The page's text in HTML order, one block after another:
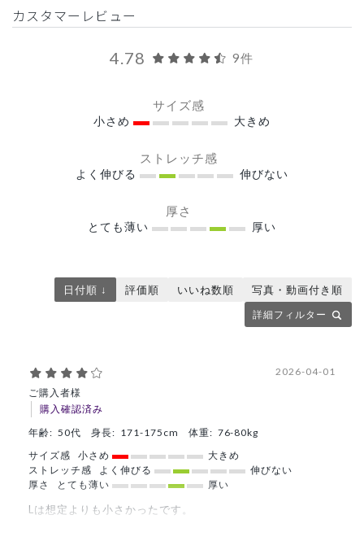
カスタマーレビュー
4.78 9件
サイズ感
小さめ 大きめ
ストレッチ感
よく伸びる 伸びない
厚さ
とても薄い 厚い
詳細フィルター
日付順 ↓ 評価順 いいね数順 写真・動画付き順
ご購入者様
購入確認済み
2026-04-01
年齢: 50代 身長: 171-175cm 体重: 76-80kg
サイズ感
小さめ
大きめ
ストレッチ感
よく伸びる
伸びない
厚さ
とても薄い 厚い
Lは想定よりも小さかったです。